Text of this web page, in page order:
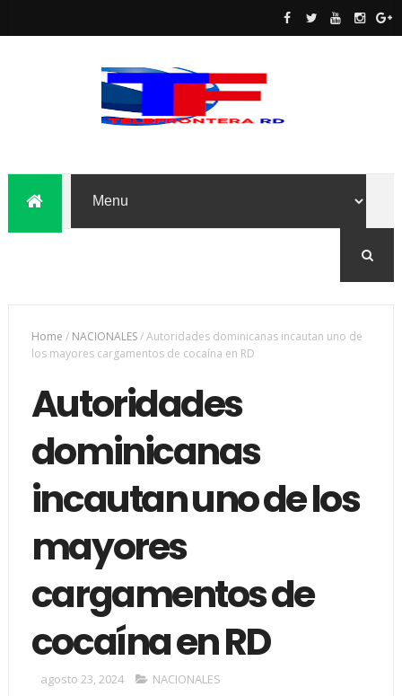
Home / NACIONALES/Autoridades dominicanas incautan uno de
los mayores cargamentos de cocaína en RD
Autoridades
dominicanas
incautan uno de los
mayores
cargamentos de
cocaína en RD
agosto 23, 2024 NACIONALES